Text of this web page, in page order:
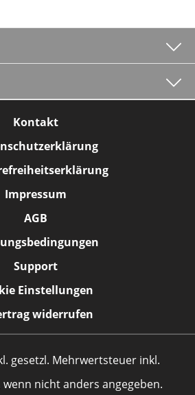
Kontakt
Impressum
AGB
Support
Einstellungen
widerrufen
gesetzl. Mehrwertsteuer inkl.
nicht anders angegeben.